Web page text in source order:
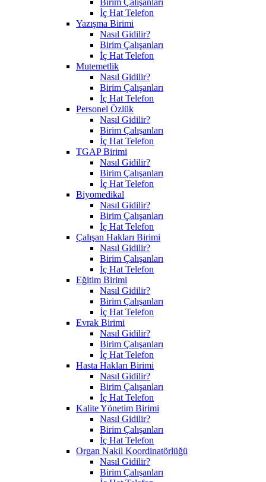
İç Hat Telefon
Yazışma Birimi
Nasıl Gidilir?
Birim Çalışanları
İç Hat Telefon
Mutemetlik
Nasıl Gidilir?
Birim Çalışanları
İç Hat Telefon
Personel Özlük
Nasıl Gidilir?
Birim Çalışanları
İç Hat Telefon
TGAP Birimi
Nasıl Gidilir?
Birim Çalışanları
İç Hat Telefon
Biyomedikal
Nasıl Gidilir?
Birim Çalışanları
İç Hat Telefon
Çalışan Hakları Birimi
Nasıl Gidilir?
Birim Çalışanları
İç Hat Telefon
Eğitim Birimi
Nasıl Gidilir?
Birim Çalışanları
İç Hat Telefon
Evrak Birimi
Nasıl Gidilir?
Birim Çalışanları
İç Hat Telefon
Hasta Hakları Birimi
Nasıl Gidilir?
Birim Çalışanları
İç Hat Telefon
Kalite Yönetim Birimi
Nasıl Gidilir?
Birim Çalışanları
İç Hat Telefon
Organ Nakil Koordinatörlüğü
Nasıl Gidilir?
Birim Çalışanları